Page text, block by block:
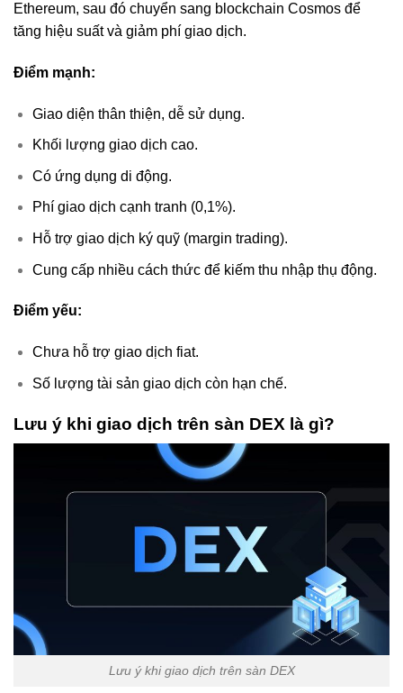
Ethereum, sau đó chuyển sang blockchain Cosmos để
tăng hiệu suất và giảm phí giao dịch.
Điểm mạnh:
Giao diện thân thiện, dễ sử dụng.
Khối lượng giao dịch cao.
Có ứng dụng di động.
Phí giao dịch cạnh tranh (0,1%).
Hỗ trợ giao dịch ký quỹ (margin trading).
Cung cấp nhiều cách thức để kiếm thu nhập thụ động.
Điểm yếu:
Chưa hỗ trợ giao dịch fiat.
Số lượng tài sản giao dịch còn hạn chế.
Lưu ý khi giao dịch trên sàn DEX là gì?
Lưu ý khi giao dịch trên sàn DEX